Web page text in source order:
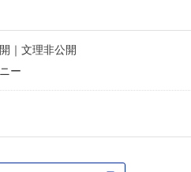
｜文理非公開
ー